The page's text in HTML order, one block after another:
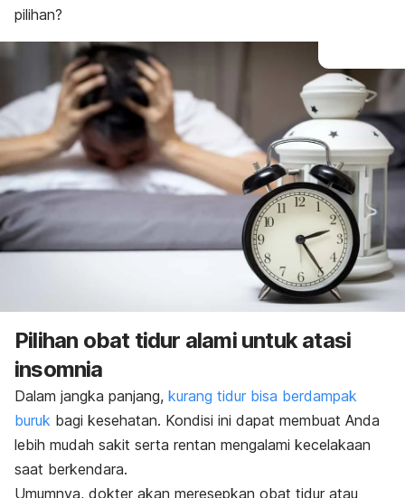
pilihan?
Pilihan obat tidur alami untuk atasi
insomnia
Dalam jangka panjang, kurang tidur bisa berdampak
buruk bagi kesehatan. Kondisi ini dapat membuat Anda
lebih mudah sakit serta rentan mengalami kecelakaan
saat berkendara.
Umumnya, dokter akan meresepkan obat tidur atau